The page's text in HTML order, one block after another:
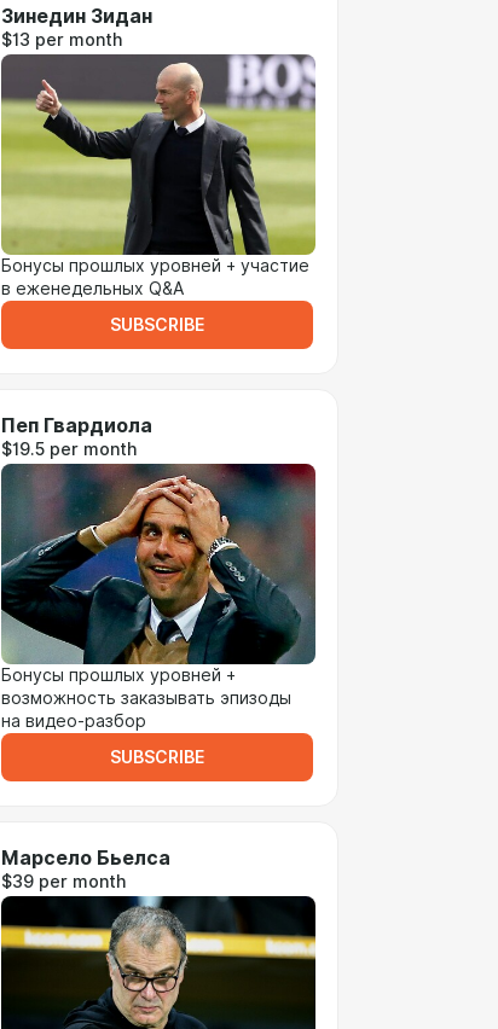
Зинедин Зидан
$13 per month
Бонусы прошлых уровней + участие
в еженедельных Q&A
SUBSCRIBE
Пеп Гвардиола
$19.5 per month
Бонусы прошлых уровней +
возможность заказывать эпизоды
на видео-разбор
SUBSCRIBE
Марсело Бьелса
$39 per month